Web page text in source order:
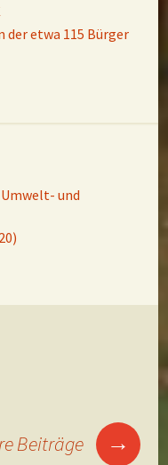
der etwa 115 Bürger
und
Beiträge →